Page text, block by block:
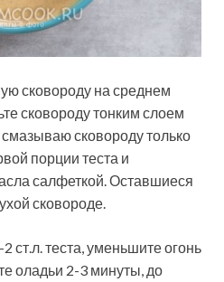
сковороду на среднем
сковороду тонким слоем
сковороду только
порции теста и
салфеткой. Оставшиеся
сковороде.
ст.л. теста, уменьшите огонь
оладьи 2-3 минуты, до